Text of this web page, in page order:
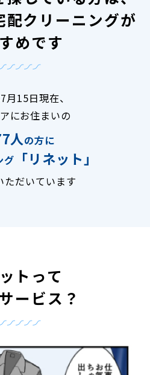
クリーニングが
めです
15日現在、
にお住まいの
人の方に
グ
「リネット」
ただいています
トって
ービス？